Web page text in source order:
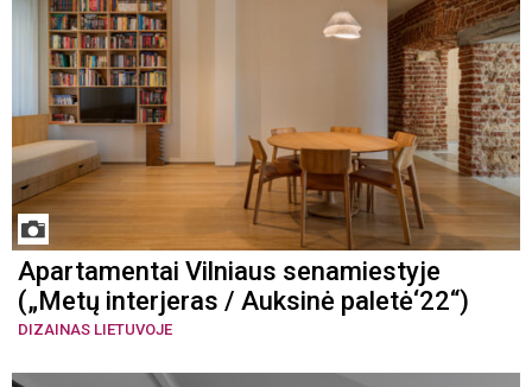
Apartamentai Vilniaus senamiestyje
(„Metų interjeras / Auksinė paletė‘22“)
DIZAINAS LIETUVOJE